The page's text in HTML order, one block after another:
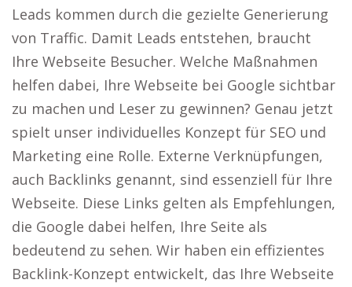
Leads kommen durch die gezielte Generierung
von Traffic. Damit Leads entstehen, braucht
Ihre Webseite Besucher. Welche Maßnahmen
helfen dabei, Ihre Webseite bei Google sichtbar
zu machen und Leser zu gewinnen? Genau jetzt
spielt unser individuelles Konzept für SEO und
Marketing eine Rolle. Externe Verknüpfungen,
auch Backlinks genannt, sind essenziell für Ihre
Webseite. Diese Links gelten als Empfehlungen,
die Google dabei helfen, Ihre Seite als
bedeutend zu sehen. Wir haben ein effizientes
Backlink-Konzept entwickelt, das Ihre Webseite